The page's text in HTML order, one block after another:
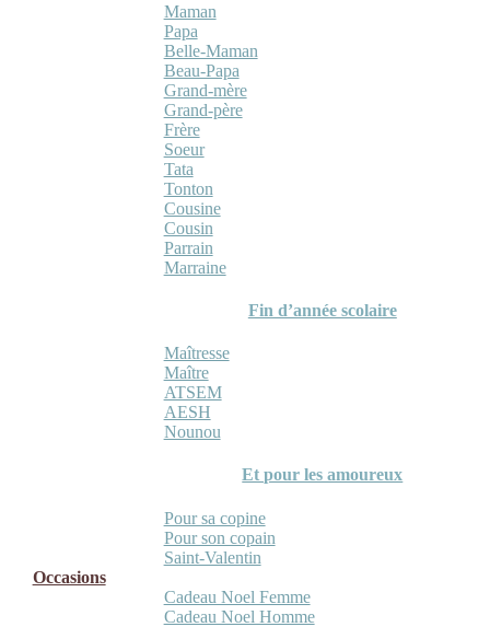
Maman
Papa
Belle-Maman
Beau-Papa
Grand-mère
Grand-père
Frère
Soeur
Tata
Tonton
Cousine
Cousin
Parrain
Marraine
Fin d’année scolaire
Maîtresse
Maître
ATSEM
AESH
Nounou
Et pour les amoureux
Pour sa copine
Pour son copain
Saint-Valentin
Occasions
Cadeau Noel Femme
Cadeau Noel Homme